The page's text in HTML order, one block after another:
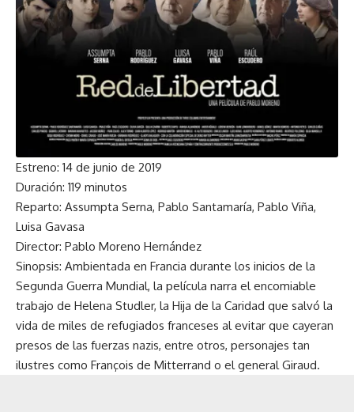
Estreno: 14 de junio de 2019
Duración: 119 minutos
Reparto: Assumpta Serna, Pablo Santamaría, Pablo Viña,
Luisa Gavasa
Director: Pablo Moreno Hernández
Sinopsis: Ambientada en Francia durante los inicios de la
Segunda Guerra Mundial, la película narra el encomiable
trabajo de Helena Studler, la Hija de la Caridad que salvó la
vida de miles de refugiados franceses al evitar que cayeran
presos de las fuerzas nazis, entre otros, personajes tan
ilustres como François de Mitterrand o el general Giraud.